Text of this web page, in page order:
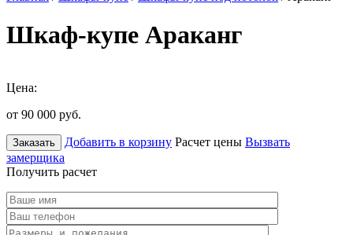
Шкаф-купе Араканг
Цена:
от 90 000 руб.
Заказать Добавить в корзину Расчет цены Вызвать
замерщика
Получить расчет